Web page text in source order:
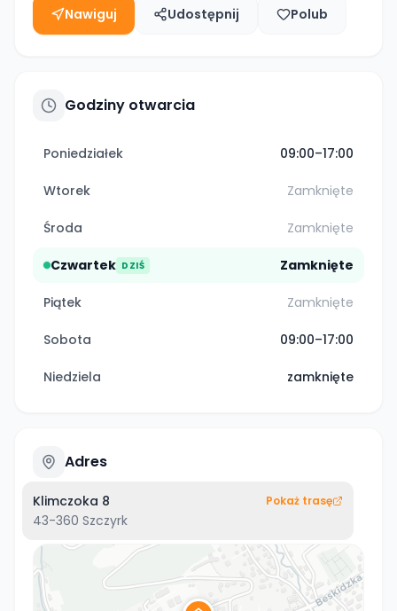
Nawiguj Udostępnij Polub
Godziny otwarcia
Poniedziałek 09:00–17:00
Wtorek Zamknięte
Środa Zamknięte
Czwartek DZIŚ Zamknięte
Piątek Zamknięte
Sobota 09:00–17:00
Niedziela zamknięte
Adres
Klimczoka 8
43-360 Szczyrk
Pokaż trasę